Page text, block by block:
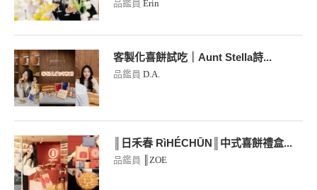
品鑑員 Erin
客製化喜餅試吃｜Aunt Stella詩...
品鑑員 D.A.
║日禾春 RìHÉCHŪN║中式喜餅禮盒...
品鑑員 ║ZOE